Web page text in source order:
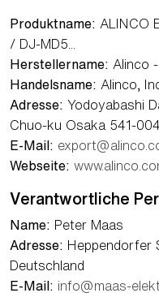
Produktname: ALINCO
/ DJ-MD5...
Herstellername: Alinco
Handelsname: Alinco,
Adresse: Yodoyabashi
Chuo-ku Osaka 541-
E-Mail:
Webseite:
Verantwortliche
Name: Peter Maas
Adresse: Heppendorfer
Deutschland
E-Mail: info@maas-